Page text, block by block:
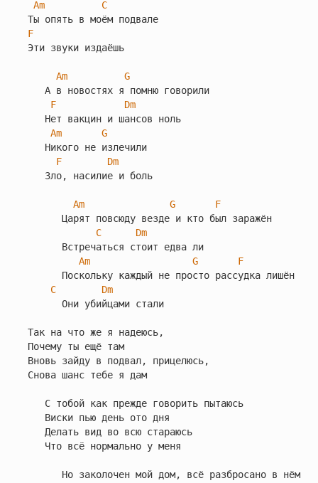
Am
C
F
Эти звуки издаёшь
Am
G
   А в новостях я помню говорили
F
Dm
   Нет вакцин и шансов ноль
Am
G
   Никого не излечили
F
Dm
   Зло, насилие и боль
Am G
F
      Царят повсюду везде и кто был заражён
C
Dm
      Встречаться стоит едва ли
Am
G
F
      Поскольку каждый не просто рассудка лишён
C
Dm
      Они убийцами стали
Так на что же я надеюсь,
Почему ты ещё там
Вновь зайду в подвал, прицелюсь,
Снова шанс тебе я дам
   С тобой как прежде говорить пытаюсь
   Виски пью день ото дня
   Делать вид во всю стараюсь
   Что всё нормально у меня
      Но заколочен мой дом, всё разбросано в нём